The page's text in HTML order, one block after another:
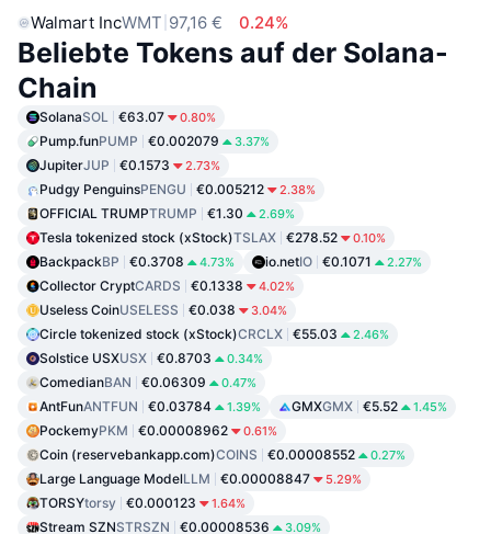
Walmart IncWMT 97,16 € 0.24%
Beliebte Tokens auf der Solana-
Chain
SolanaSOL €63.07 0.80%
Pump.funPUMP €0.002079 3.37%
JupiterJUP €0.1573 2.73%
Pudgy PenguinsPENGU €0.005212 2.38%
OFFICIAL TRUMPTRUMP €1.30 2.69%
Tesla tokenized stock (xStock)TSLAX €278.52 0.10%
BackpackBP €0.3708 4.73% io.netIO €0.1071 2.27%
Collector CryptCARDS €0.1338 4.02%
Useless CoinUSELESS €0.038 3.04%
Circle tokenized stock (xStock)CRCLX €55.03 2.46%
Solstice USXUSX €0.8703 0.34%
ComedianBAN €0.06309 0.47%
AntFunANTFUN €0.03784 1.39% GMXGMX €5.52 1.45%
PockemyPKM €0.00008962 0.61%
Coin (reservebankapp.com)COINS €0.00008552 0.27%
Large Language ModelLLM €0.00008847 5.29%
TORSYtorsy €0.000123 1.64%
Stream SZNSTRSZN €0.00008536 3.09%